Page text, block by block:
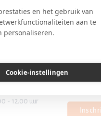
en het gebruik van
aan te
personaliseren.
Cookie-instellingen
- 12.00 uur
Blijf op